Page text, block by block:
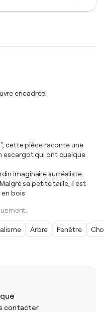
contacter
encadrée.
cette pièce raconte une
escargot qui ont quelque
imaginaire surréaliste.
sa petite taille, il est
bois
Arbre Fenêtre